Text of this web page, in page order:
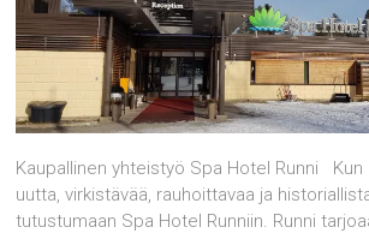
Kaupallinen yhteistyö Spa Hotel Runni Kun
uutta, virkistävää, rauhoittavaa ja
tutustumaan Spa Hotel Runniin. Runni